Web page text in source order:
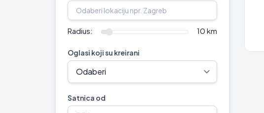
Radius: 10 km
Oglasi koji su kreirani
Satnica od